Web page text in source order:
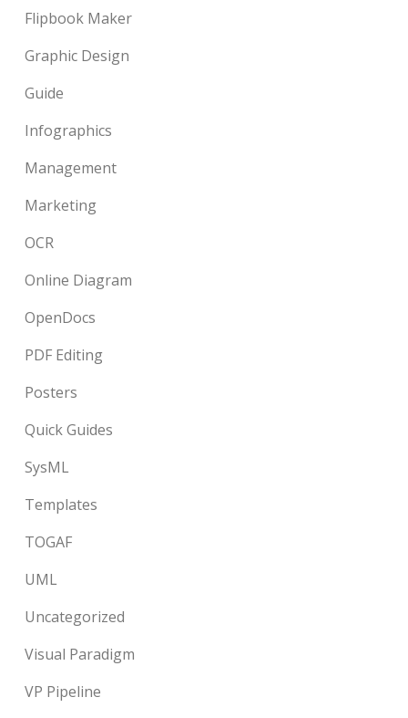
Flipbook Maker
Graphic Design
Guide
Infographics
Management
Marketing
OCR
Online Diagram
OpenDocs
PDF Editing
Posters
Quick Guides
SysML
Templates
TOGAF
UML
Uncategorized
Visual Paradigm
VP Pipeline